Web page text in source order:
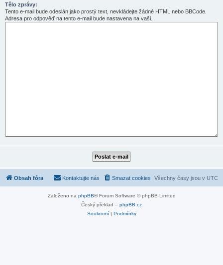
Tělo zprávy:
Tento e-mail bude odeslán jako prostý text, nevkládejte žádné HTML nebo BBCode.
Adresa pro odpověď na tento e-mail bude nastavena na vaši.
Obsah fóra Všechny časy jsou v UTC
Smazat cookies
Kontaktujte nás
Založeno na phpBB® Forum Software © phpBB Limited
Český překlad – phpBB.cz
Soukromí| Podmínky